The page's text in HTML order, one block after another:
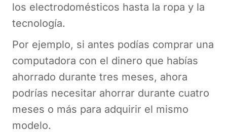
los electrodomésticos hasta la ropa y la
tecnología.
Por ejemplo, si antes podías comprar una
computadora con el dinero que habías
ahorrado durante tres meses, ahora
podrías necesitar ahorrar durante cuatro
meses o más para adquirir el mismo
modelo.